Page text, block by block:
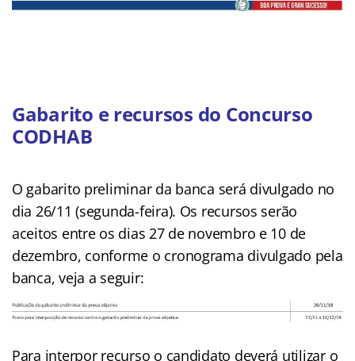
Gabarito e recursos do Concurso
CODHAB
O gabarito preliminar da banca será divulgado no
dia 26/11 (segunda-feira). Os recursos serão
aceitos entre os dias 27 de novembro e 10 de
dezembro, conforme o cronograma divulgado pela
banca, veja a seguir:
Para interpor recurso o candidato deverá utilizar o